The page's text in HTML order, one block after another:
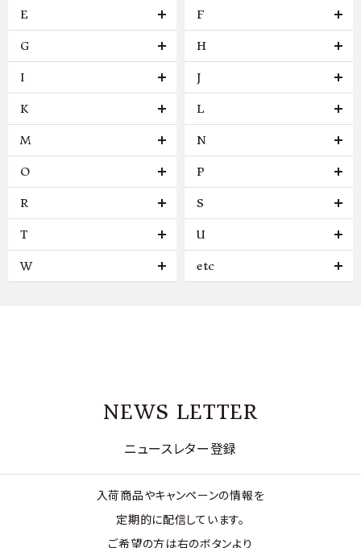
E F
G H
I J
K L
M N
O P
R S
T U
W etc
NEWS LETTER
ニュースレター登録
入荷商品やキャンペーンの情報を
定期的に配信しています。
ご希望の方は右のボタンより